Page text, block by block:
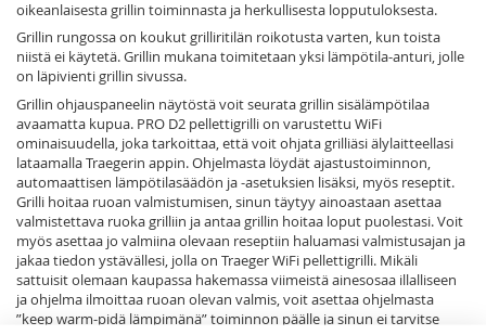
oikeanlaisesta grillin toiminnasta ja herkullisesta lopputuloksesta.
Grillin rungossa on koukut grilliritilän roikotusta varten, kun toista
niistä ei käytetä. Grillin mukana toimitetaan yksi lämpötila-anturi, jolle
on läpivienti grillin sivussa.
Grillin ohjauspaneelin näytöstä voit seurata grillin sisälämpötilaa
avaamatta kupua. PRO D2 pellettigrilli on varustettu WiFi
ominaisuudella, joka tarkoittaa, että voit ohjata grilliäsi älylaitteellasi
lataamalla Traegerin appin. Ohjelmasta löydät ajastustoiminnon,
automaattisen lämpötilasäädön ja -asetuksien lisäksi, myös reseptit.
Grilli hoitaa ruoan valmistumisen, sinun täytyy ainoastaan asettaa
valmistettava ruoka grilliin ja antaa grillin hoitaa loput puolestasi. Voit
myös asettaa jo valmiina olevaan reseptiin haluamasi valmistusajan ja
jakaa tiedon ystävällesi, jolla on Traeger WiFi pellettigrilli. Mikäli
sattuisit olemaan kaupassa hakemassa viimeistä ainesosaa illalliseen
ja ohjelma ilmoittaa ruoan olevan valmis, voit asettaa ohjelmasta
”keep warm-pidä lämpimänä” toiminnon päälle ja sinun ei tarvitse